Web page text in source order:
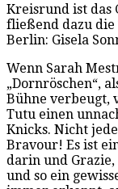
Kreisrund ist das
fließend dazu die
Berlin: Gisela
Wenn Sarah
„Dornröschen“,
Bühne verbeugt,
Tutu einen
Knicks. Nicht
Bravour! Es ist
darin und
und so ein